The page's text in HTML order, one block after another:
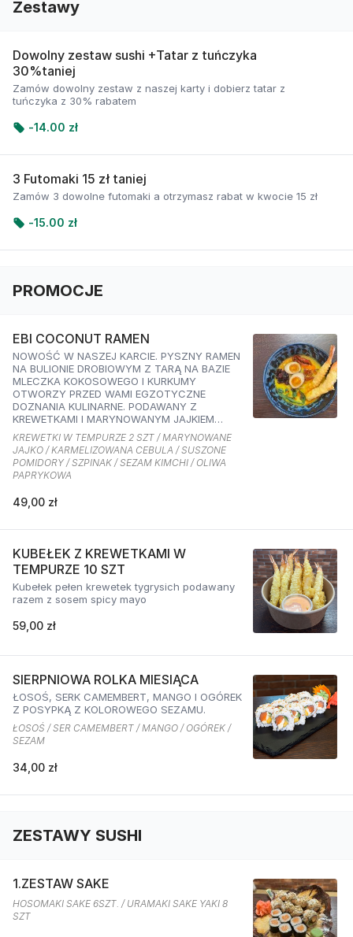
Zestawy
Dowolny zestaw sushi +Tatar z tuńczyka
30%taniej
Zamów dowolny zestaw z naszej karty i dobierz tatar z
tuńczyka z 30% rabatem
-14.00 zł
3 Futomaki 15 zł taniej
Zamów 3 dowolne futomaki a otrzymasz rabat w kwocie 15 zł
-15.00 zł
PROMOCJE
EBI COCONUT RAMEN
NOWOŚĆ W NASZEJ KARCIE. PYSZNY RAMEN
NA BULIONIE DROBIOWYM Z TARĄ NA BAZIE
MLECZKA KOKOSOWEGO I KURKUMY
OTWORZY PRZED WAMI EGZOTYCZNE
DOZNANIA KULINARNE. PODAWANY Z
KREWETKAMI I MARYNOWANYM JAJKIEM
ORAZ KARMELIZOWANĄ CEBULKĄ,
SZPINAKIEM, SUSZONYMI POMIDORAMI ORAZ
SEZAMEM O SMAKU KIMCHI I OLIWĄ
PAPRYKOWĄ
KREWETKI W TEMPURZE 2 SZT / MARYNOWANE
JAJKO / KARMELIZOWANA CEBULA / SUSZONE
POMIDORY / SZPINAK / SEZAM KIMCHI / OLIWA
PAPRYKOWA
49,00 zł
KUBEŁEK Z KREWETKAMI W
TEMPURZE 10 SZT
Kubełek pełen krewetek tygrysich podawany
razem z sosem spicy mayo
59,00 zł
SIERPNIOWA ROLKA MIESIĄCA
ŁOSOŚ, SERK CAMEMBERT, MANGO I OGÓREK
Z POSYPKĄ Z KOLOROWEGO SEZAMU.
ŁOSOŚ / SER CAMEMBERT / MANGO / OGÓREK /
SEZAM
34,00 zł
ZESTAWY SUSHI
1.ZESTAW SAKE
HOSOMAKI SAKE 6SZT. / URAMAKI SAKE YAKI 8
SZT